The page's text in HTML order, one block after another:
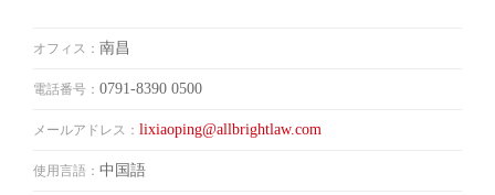
オフィス： 南昌
電話番号： 0791-8390 0500
メールアドレス： lixiaoping@allbrightlaw.com
使用言語： 中国語